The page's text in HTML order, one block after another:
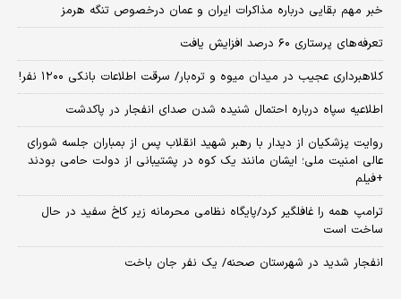
خبر مهم بقایی درباره مذاکرات ایران و عمان درخصوص تنگه هرمز
تعرفه‌های پرستاری ۶۰ درصد افزایش یافت
کلاهبرداری عجیب در میدان میوه و تره‌بار/ سرقت اطلاعات بانکی ۱۲۰۰ نفر!
اطلاعیه سپاه درباره احتمال شنیده شدن صدای انفجار در پاکدشت
روایت پزشکیان از دیدار با رهبر شهید انقلاب پس از بمباران جلسه شورای
عالی امنیت ملی؛ ایشان مانند یک کوه در پشتیبانی از دولت حامی بودند
+فیلم
ترامپ همه را غافلگیر کرد/پایگاه نظامی محرمانه زیر کاخ سفید در حال
ساخت است
انفجار شدید در شهرستان صحنه/ یک نفر جان باخت